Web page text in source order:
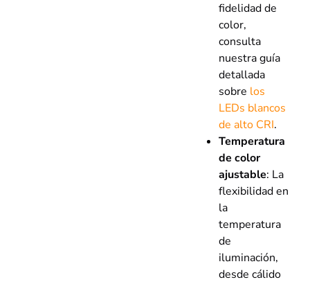
fidelidad de
color,
consulta
nuestra guía
detallada
sobre los
LEDs blancos
de alto CRI.
Temperatura
de color
ajustable: La
flexibilidad en
la
temperatura
de
iluminación,
desde cálido